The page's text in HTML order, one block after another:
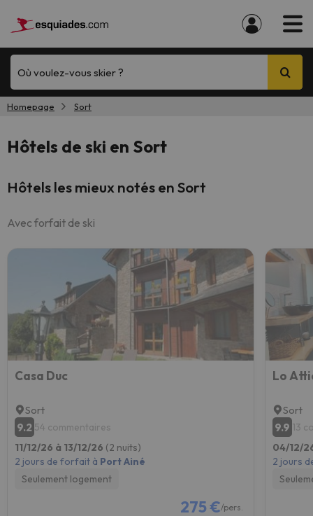
Où voulez-vous skier ?
Homepage Sort
Hôtels de ski en Sort
Hôtels les mieux notés en Sort
Avec forfait de ski
Casa Duc
Sort
9.2 54 commentaires
11/12/26 à 13/12/26 (2 nuits)
2 jours de forfait à Port Ainé
Seulement logement
275 €/pers.
Lo
Sort
9.9 13
04/12/
2 jours